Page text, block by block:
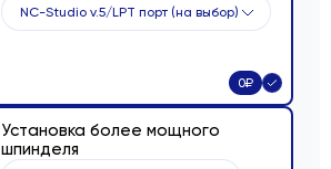
NC-Studio v.5/LPT порт (на выбор)
0₽
Установка более мощного
шпинделя